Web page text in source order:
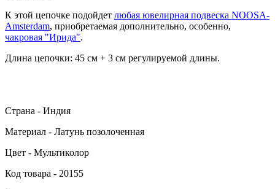
К этой цепочке подойдет любая ювелирная подвеска NOOSA-
Amsterdam, приобретаемая дополнительно, особенно,
чакровая "Ирида".
Длина цепочки: 45 см + 3 см регулируемой длины.
Страна - Индия
Материал - Латунь позолоченная
Цвет - Мультиколор
Код товара - 20155